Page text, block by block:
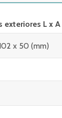
exteriores L x A